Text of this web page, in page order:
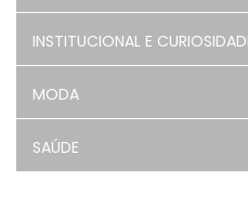
INSTITUCIONAL E
MODA
SAÚDE